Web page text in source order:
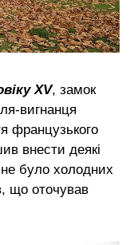
XV, замок
вигнанця
французького
внести деякі
було холодних
що оточував